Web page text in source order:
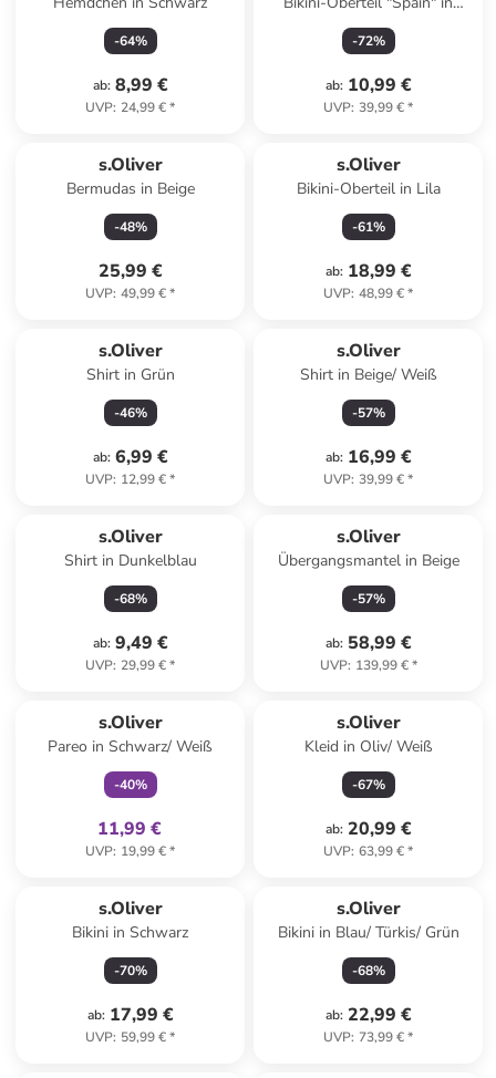
-64%
ab: 8,99 €
UVP: 24,99 €*
Dunkelblau
-72%
ab: 10,99 €
UVP: 39,99 €*
s.Oliver
Bermudas in Beige
-48%
25,99 €
UVP: 49,99 €*
s.Oliver
Bikini-Oberteil in Lila
-61%
ab: 18,99 €
UVP: 48,99 €*
s.Oliver
Shirt in Grün
-46%
ab: 6,99 €
UVP: 12,99 €*
s.Oliver
Shirt in Beige/ Weiß
-57%
ab: 16,99 €
UVP: 39,99 €*
s.Oliver
Shirt in Dunkelblau
-68%
ab: 9,49 €
UVP: 29,99 €*
s.Oliver
Übergangsmantel in Beige
-57%
ab: 58,99 €
UVP: 139,99 €*
s.Oliver
Pareo in Schwarz/ Weiß
-40%
11,99 €
UVP: 19,99 €*
s.Oliver
Kleid in Oliv/ Weiß
-67%
ab: 20,99 €
UVP: 63,99 €*
s.Oliver
Bikini in Schwarz
-70%
ab: 17,99 €
UVP: 59,99 €*
s.Oliver
Bikini in Blau/ Türkis/ Grün
-68%
ab: 22,99 €
UVP: 73,99 €*